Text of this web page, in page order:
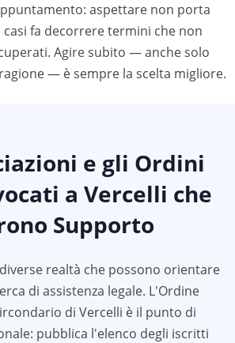
aspettare non porta
casi fa decorrere termini che non
Agire subito — anche solo
— è sempre la scelta migliore.
e gli Ordini
a Vercelli che
Supporto
realtà che possono orientare
di assistenza legale. L'Ordine
di Vercelli è il punto di
pubblica l'elenco degli iscritti